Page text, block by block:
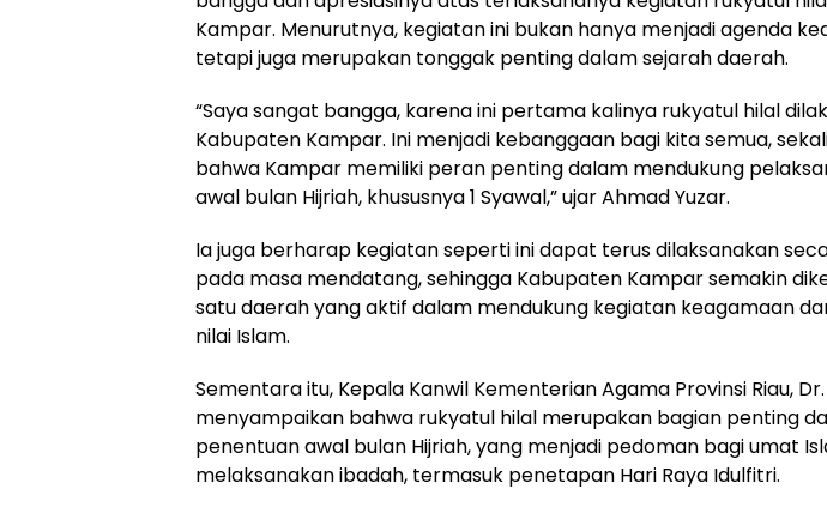
Kampar. Menurutnya, kegiatan ini bukan hanya menjadi agenda
tetapi juga merupakan tonggak penting dalam sejarah daerah.
“Saya sangat bangga, karena ini pertama kalinya rukyatul hilal
Kabupaten Kampar. Ini menjadi kebanggaan bagi kita semua,
bahwa Kampar memiliki peran penting dalam mendukung
awal bulan Hijriah, khususnya 1 Syawal,” ujar Ahmad Yuzar.
Ia juga berharap kegiatan seperti ini dapat terus dilaksanakan
pada masa mendatang, sehingga Kabupaten Kampar semakin
satu daerah yang aktif dalam mendukung kegiatan keagamaan
nilai Islam.
Sementara itu, Kepala Kanwil Kementerian Agama Provinsi Riau, Dr.
menyampaikan bahwa rukyatul hilal merupakan bagian penting
penentuan awal bulan Hijriah, yang menjadi pedoman bagi umat
melaksanakan ibadah, termasuk penetapan Hari Raya Idulfitri.